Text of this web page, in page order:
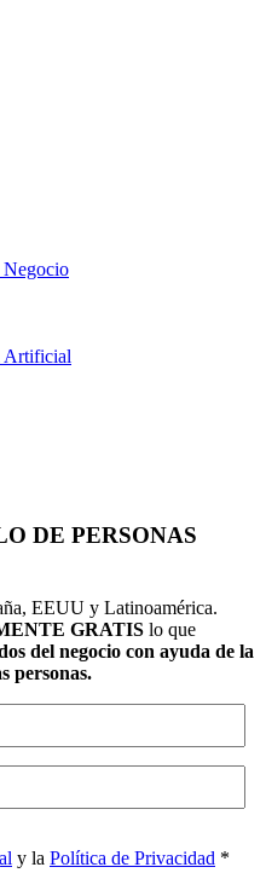
Artificial
DE PERSONAS
EEUU y Latinoamérica.
GRATIS lo que
del negocio con ayuda de la
personas.
y la Política de Privacidad *